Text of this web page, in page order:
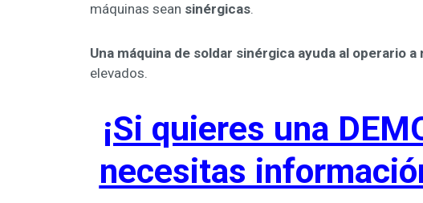
máquinas sean sinérgicas.
Una máquina de soldar sinérgica ayuda al operario
elevados.
¡Si quieres una
necesitas